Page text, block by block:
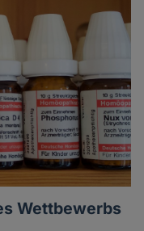
Wettbewerbs